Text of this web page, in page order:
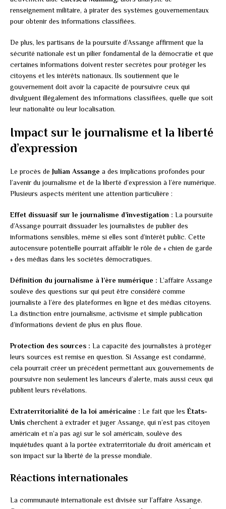
renseignement militaire, à pirater des systèmes gouvernementaux
pour obtenir des informations classifiées.
De plus, les partisans de la poursuite d’Assange affirment que la
sécurité nationale est un pilier fondamental de la démocratie et que
certaines informations doivent rester secrètes pour protéger les
citoyens et les intérêts nationaux. Ils soutiennent que le
gouvernement doit avoir la capacité de poursuivre ceux qui
divulguent illégalement des informations classifiées, quelle que soit
leur nationalité ou leur localisation.
Impact sur le journalisme et la liberté
d’expression
Le procès de Julian Assange a des implications profondes pour
l’avenir du journalisme et de la liberté d’expression à l’ère numérique.
Plusieurs aspects méritent une attention particulière :
Effet dissuasif sur le journalisme d’investigation : La poursuite
d’Assange pourrait dissuader les journalistes de publier des
informations sensibles, même si elles sont d’intérêt public. Cette
autocensure potentielle pourrait affaiblir le rôle de « chien de garde
» des médias dans les sociétés démocratiques.
Définition du journalisme à l’ère numérique : L’affaire Assange
soulève des questions sur qui peut être considéré comme
journaliste à l’ère des plateformes en ligne et des médias citoyens.
La distinction entre journalisme, activisme et simple publication
d’informations devient de plus en plus floue.
Protection des sources : La capacité des journalistes à protéger
leurs sources est remise en question. Si Assange est condamné,
cela pourrait créer un précédent permettant aux gouvernements de
poursuivre non seulement les lanceurs d’alerte, mais aussi ceux qui
publient leurs révélations.
Extraterritorialité de la loi américaine : Le fait que les États-
Unis cherchent à extrader et juger Assange, qui n’est pas citoyen
américain et n’a pas agi sur le sol américain, soulève des
inquiétudes quant à la portée extraterritoriale du droit américain et
son impact sur la liberté de la presse mondiale.
Réactions internationales
La communauté internationale est divisée sur l’affaire Assange.